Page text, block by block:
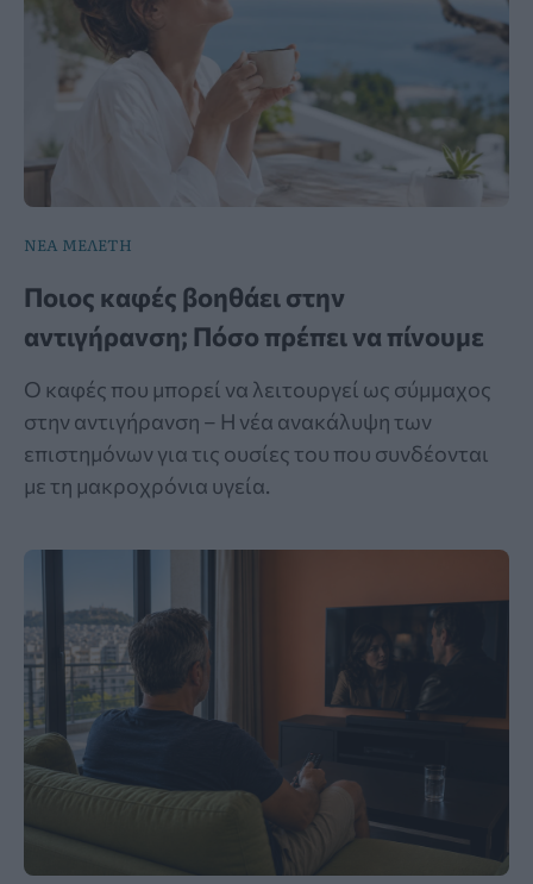
ΝΕΑ ΜΕΛΕΤΗ
Ποιος καφές βοηθάει στην
αντιγήρανση; Πόσο πρέπει να πίνουμε
Ο καφές που μπορεί να λειτουργεί ως σύμμαχος
στην αντιγήρανση – Η νέα ανακάλυψη των
επιστημόνων για τις ουσίες του που συνδέονται
με τη μακροχρόνια υγεία.